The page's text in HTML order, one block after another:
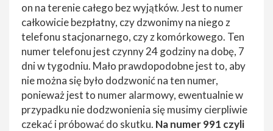
on na terenie całego bez wyjątków. Jest to numer
całkowicie bezpłatny, czy dzwonimy na niego z
telefonu stacjonarnego, czy z komórkowego. Ten
numer telefonu jest czynny 24 godziny na dobę, 7
dni w tygodniu. Mało prawdopodobne jest to, aby
nie można się było dodzwonić na ten numer,
ponieważ jest to numer alarmowy, ewentualnie w
przypadku nie dodzwonienia się musimy cierpliwie
czekać i próbować do skutku. Na numer 991 czyli